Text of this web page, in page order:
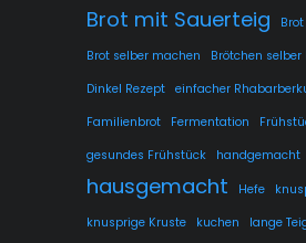
Brot mit Sauerteig
Brot selber machen
Brötchen selber
Dinkel Rezept
einfacher
Familienbrot
Fermentation
gesundes Frühstück
handgemacht
hausgemacht Hefe
knusprige Kruste
kuchen
lange